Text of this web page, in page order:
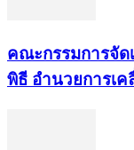
คณะกรรมการจัด
พิธี อำนวยการเ